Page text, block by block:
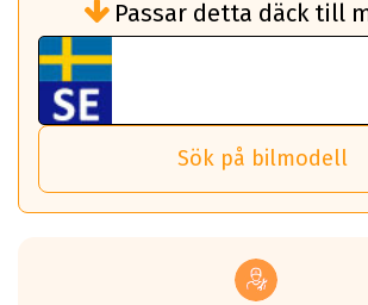
bränsleförbrukningen)
Det ska vara en betygsskala från klass A
till G för rullmotstånd.
Ett klass A däck kommer ha 6,5% bättre
bränsleförbrukning än ett klass G däck.
Det betyder att om man kör 10,000 km,
så sparar man 50 liter bränsle med ett
vilken körstil du använder.
Passar detta däck till
Sök på bilmodell